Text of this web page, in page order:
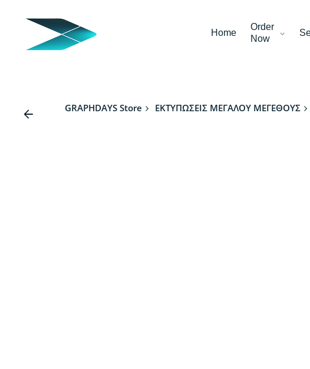
Home
Order
Now
GRAPHDAYS Store ΕΚΤΥΠΩΣΕΙΣ ΜΕΓΑΛΟΥ ΜΕΓΕΘΟΥΣ